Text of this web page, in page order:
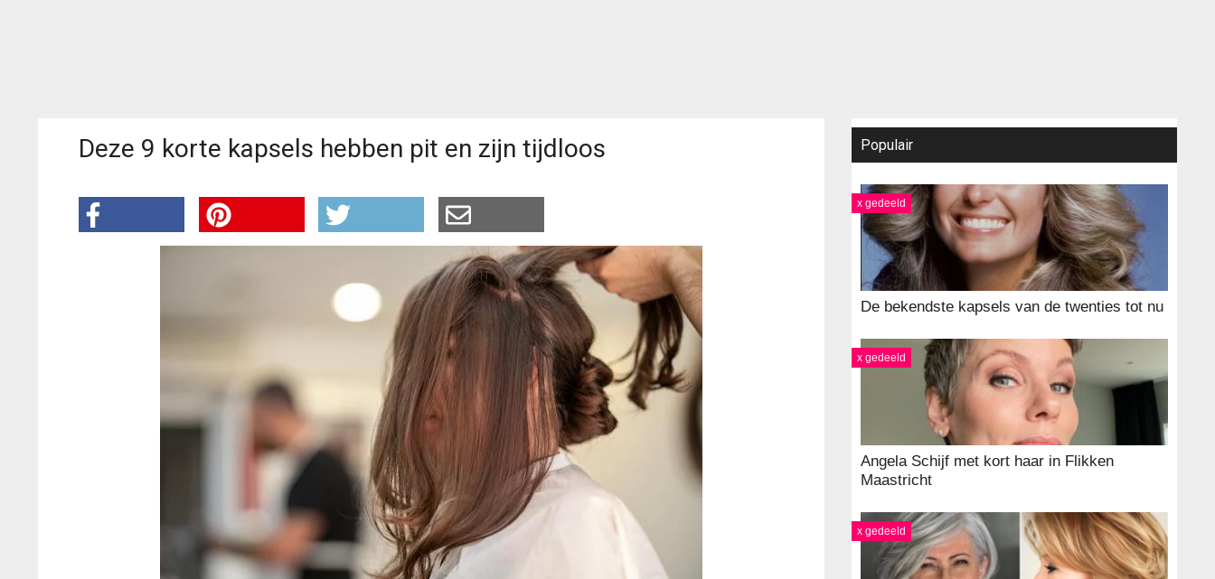
Deze 9 korte kapsels hebben pit en zijn tijdloos Populair
x gedeeld
De bekendste kapsels van de twenties tot nu
x gedeeld
Angela Schijf met kort haar in Flikken
Maastricht
x gedeeld